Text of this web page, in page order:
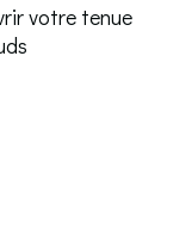
votre tenue